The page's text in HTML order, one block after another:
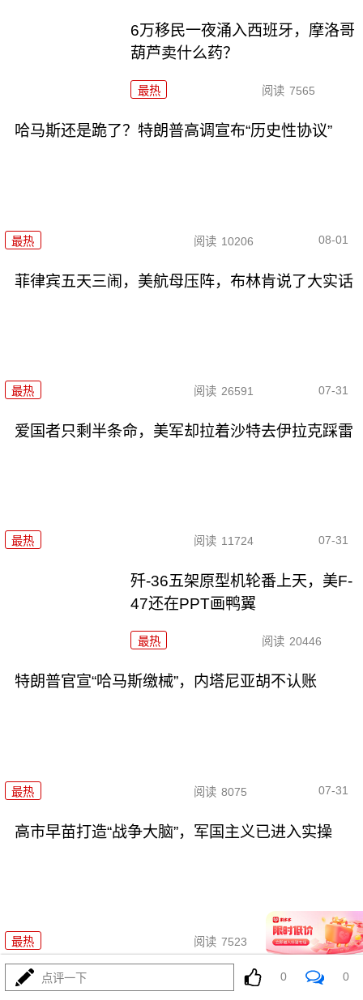
6万移民一夜涌入西班牙，摩洛哥
葫芦卖什么药？
最热 阅读 7565
哈马斯还是跪了？特朗普高调宣布“历史性协议”
最热 阅读 10206 08-01
菲律宾五天三闹，美航母压阵，布林肯说了大实话
最热 阅读 26591 07-31
爱国者只剩半条命，美军却拉着沙特去伊拉克踩雷
最热 阅读 11724 07-31
歼-36五架原型机轮番上天，美F-
47还在PPT画鸭翼
最热 阅读 20446
特朗普官宣“哈马斯缴械”，内塔尼亚胡不认账
最热 阅读 8075 07-31
高市早苗打造“战争大脑”，军国主义已进入实操
最热 阅读 7523 07-31
报复来了！苏-57雷霆一击，7000吨粮船沉海底
点评一下 0 0